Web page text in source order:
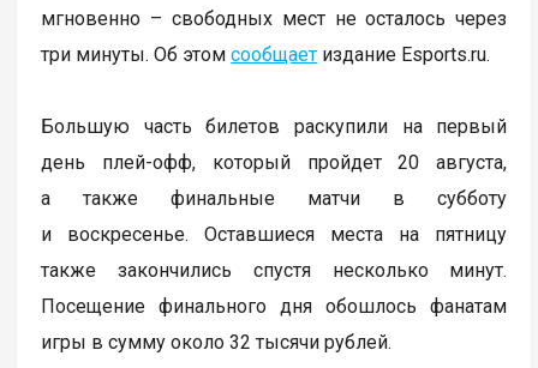
мгновенно – свободных мест не осталось через
три минуты. Об этомсообщает издание Esports.ru.
Большую часть билетов раскупили на первый
день плей-офф, который пройдет 20 августа,
а также финальные матчи в субботу
и воскресенье. Оставшиеся места на пятницу
также закончились спустя несколько минут.
Посещение финального дня обошлось фанатам
игры в сумму около 32 тысячи рублей.